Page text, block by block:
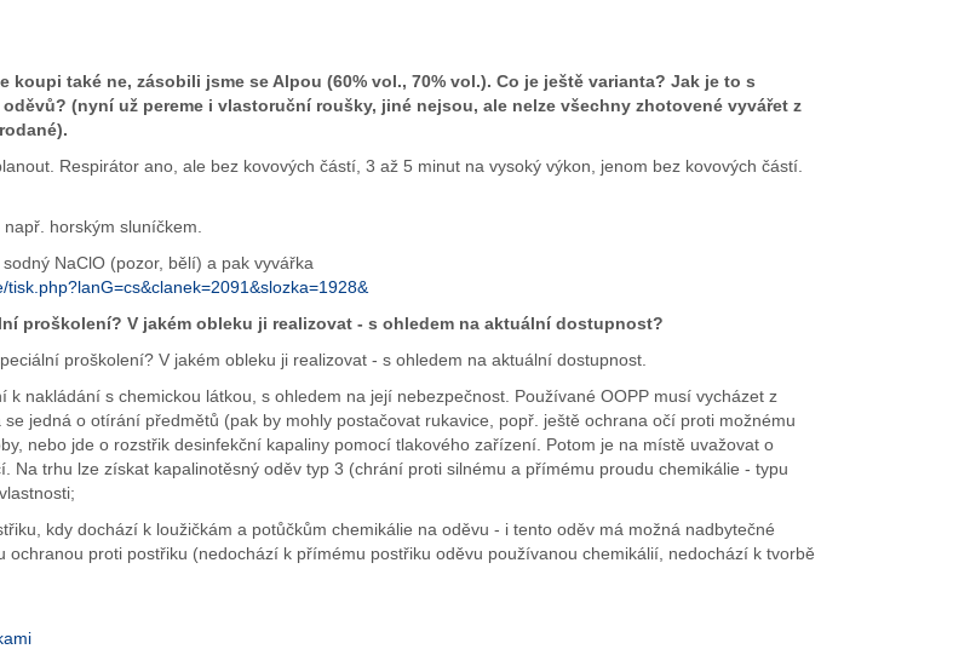
také ne, zásobili jsme se Alpou (60% vol., 70% vol.). Co je ještě varianta? Jak je to s
(nyní už pereme i vlastoruční roušky, jiné nejsou, ale nelze všechny zhotovené vyvářet z
Respirátor ano, ale bez kovových částí, 3 až 5 minut na vysoký výkon, jenom bez kovových částí.
horským sluníčkem.
NaClO (pozor, bělí) a pak vyvářka
tisk.php?lanG=cs&clanek=2091&slozka=1928&
proškolení? V jakém obleku ji realizovat - s ohledem na aktuální dostupnost?
proškolení? V jakém obleku ji realizovat - s ohledem na aktuální dostupnost.
nakládání s chemickou látkou, s ohledem na její nebezpečnost. Používané OOPP musí vycházet z
jedná o otírání předmětů (pak by mohly postačovat rukavice, popř. ještě ochrana očí proti možnému
nebo jde o rozstřik desinfekční kapaliny pomocí tlakového zařízení. Potom je na místě uvažovat o
Na trhu lze získat kapalinotěsný oděv typ 3 (chrání proti silnému a přímému proudu chemikálie - typu
kdy dochází k loužičkám a potůčkům chemikálie na oděvu - i tento oděv má možná nadbytečné
proti postřiku (nedochází k přímému postřiku oděvu používanou chemikálií, nedochází k tvorbě